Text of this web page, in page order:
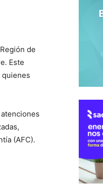
de
Este
(AFC).